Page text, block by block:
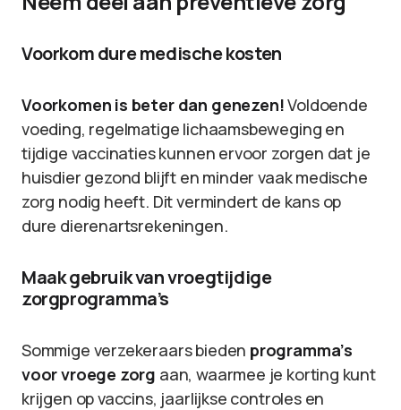
Voorkom dure medische kosten
Voorkomen is beter dan genezen!Voldoende
voeding, regelmatige lichaamsbeweging en
tijdige vaccinaties kunnen ervoor zorgen dat je
huisdier gezond blijft en minder vaak medische
zorg nodig heeft. Dit vermindert de kans op
dure dierenartsrekeningen.
Maak gebruik van vroegtijdige
zorgprogramma’s
Sommige verzekeraars bieden programma’s
voor vroege zorg aan, waarmee je korting kunt
krijgen op vaccins, jaarlijkse controles en